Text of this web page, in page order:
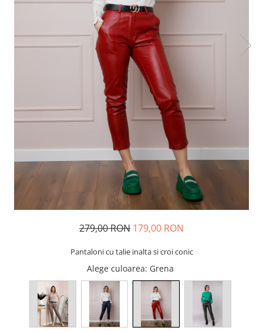
279,00 RON 179,00 RON
Pantaloni cu talie inalta si croi conic
Alege culoarea: Grena